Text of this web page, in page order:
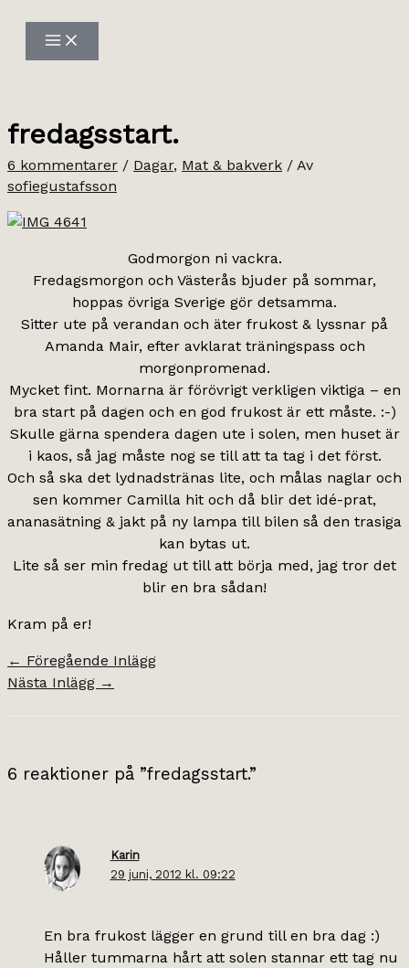
innehåll
fredagsstart.
6 kommentarer / Dagar, Mat & bakverk / Av
sofiegustafsson
Godmorgon ni vackra.
Fredagsmorgon och Västerås bjuder på sommar,
hoppas övriga Sverige gör detsamma.
Sitter ute på verandan och äter frukost & lyssnar på
Amanda Mair, efter avklarat träningspass och
morgonpromenad.
Mycket fint. Mornarna är förövrigt verkligen viktiga – en
bra start på dagen och en god frukost är ett måste. :-)
Skulle gärna spendera dagen ute i solen, men huset är
i kaos, så jag måste nog se till att ta tag i det först.
Och så ska det lydnadstränas lite, och målas naglar och
sen kommer Camilla hit och då blir det idé-prat,
ananasätning & jakt på ny lampa till bilen så den trasiga
kan bytas ut.
Lite så ser min fredag ut till att börja med, jag tror det
blir en bra sådan!
Kram på er!
← Föregående Inlägg
Nästa Inlägg →
6 reaktioner på ”fredagsstart.”
Karin
29 juni, 2012 kl. 09:22
En bra frukost lägger en grund till en bra dag :)
Håller tummarna hårt att solen stannar ett tag nu